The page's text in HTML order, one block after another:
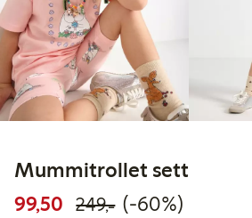
Mummitrollet sett
99,50 Rabattert pris:
249,-Vanlig pris:
60% rabatt
(-60%)